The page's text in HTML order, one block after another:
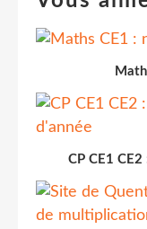
CP CE1